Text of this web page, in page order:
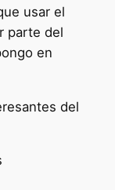
usar el
parte del
en
del